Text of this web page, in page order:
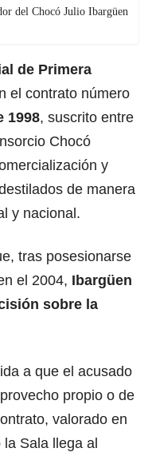
del Chocó Julio Ibargüen
de Primera
el contrato número
1998, suscrito entre
Chocó
y
de manera
y nacional.
tras posesionarse
el 2004, Ibargüen
sobre la
a que el acusado
propio o de
valorado en
Sala llega al